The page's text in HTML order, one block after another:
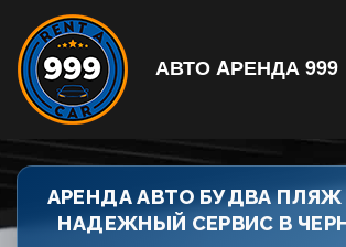
АВТО AРЕНДА 999
АРЕНДА АВТО БУДВА ПЛЯЖ
НАДЕЖНЫЙ СЕРВИС В